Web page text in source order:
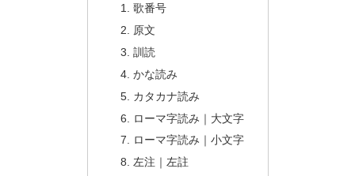
歌番号
原文
訓読
かな読み
カタカナ読み
ローマ字読み｜大文字
ローマ字読み｜小文字
左注｜左註